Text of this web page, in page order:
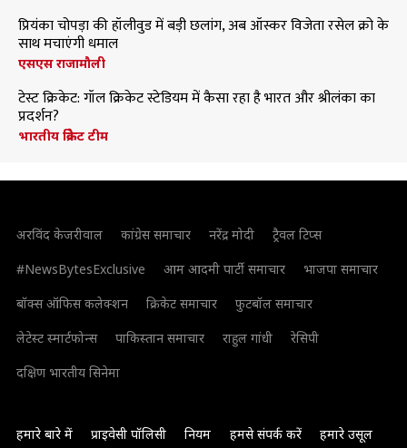
प्रियंका चोपड़ा की हॉलीवुड में बड़ी छलांग, अब ऑस्कर विजेता रसेल क्रो के
साथ मचाएंगी धमाल
एसएस राजामौली
टेस्ट क्रिकेट: गॉल क्रिकेट स्टेडियम में कैसा रहा है भारत और श्रीलंका का
प्रदर्शन?
भारतीय क्रिकेट टीम
अरविंद केजरीवाल कांग्रेस समाचार नरेंद्र मोदी
ट्रैवल टिप्स
#NewsBytesExclusive
आम आदमी पार्टी समाचार
भाजपा समाचार
बॉक्स ऑफिस कलेक्शन
क्रिकेट समाचार
फुटबॉल समाचार
लेटेस्ट स्मार्टफोन्स
पाकिस्तान समाचार राहुल गांधी
रेसिपी
दक्षिण भारतीय सिनेमा
हमारे बारे में प्राइवेसी पॉलिसी नियम हमसे संपर्क करें हमारे उसूल